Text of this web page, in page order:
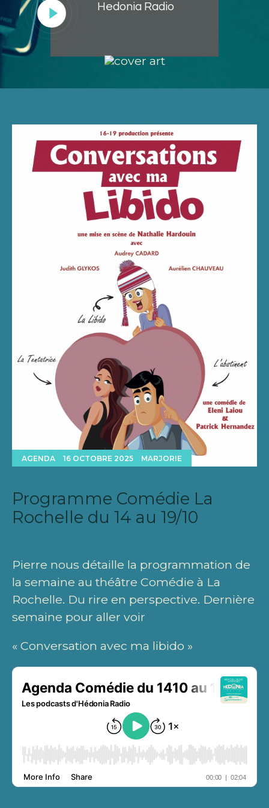
Hedonia Radio
AGENDA 16 OCTOBRE 2025 MARJORIE
Programme Comédie La
Rochelle du 14 au 19/10
Pierre nous détaille la programmation de
la semaine au théâtre Comédie à La
Rochelle. Du rire en perspective. Dernière
semaine pour aller voir
« Conversation avec ma libido »